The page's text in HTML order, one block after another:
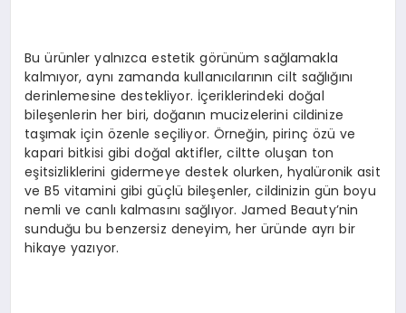
Bu ürünler yalnızca estetik görünüm sağlamakla
kalmıyor, aynı zamanda kullanıcılarının cilt sağlığını
derinlemesine destekliyor. İçeriklerindeki doğal
bileşenlerin her biri, doğanın mucizelerini cildinize
taşımak için özenle seçiliyor. Örneğin, pirinç özü ve
kapari bitkisi gibi doğal aktifler, ciltte oluşan ton
eşitsizliklerini gidermeye destek olurken, hyalüronik asit
ve B5 vitamini gibi güçlü bileşenler, cildinizin gün boyu
nemli ve canlı kalmasını sağlıyor. Jamed Beauty’nin
sunduğu bu benzersiz deneyim, her üründe ayrı bir
hikaye yazıyor.